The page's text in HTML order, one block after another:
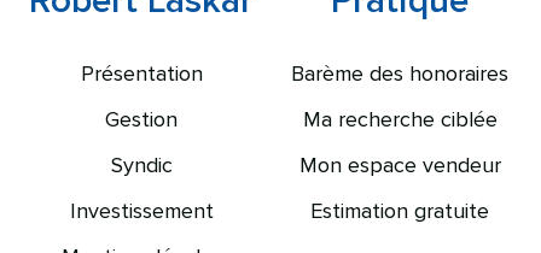
Présentation
Gestion
Syndic
Investissement
Barème des honoraires
Ma recherche ciblée
Mon espace vendeur
Estimation gratuite